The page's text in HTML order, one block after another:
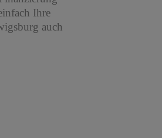
Ihre
auch